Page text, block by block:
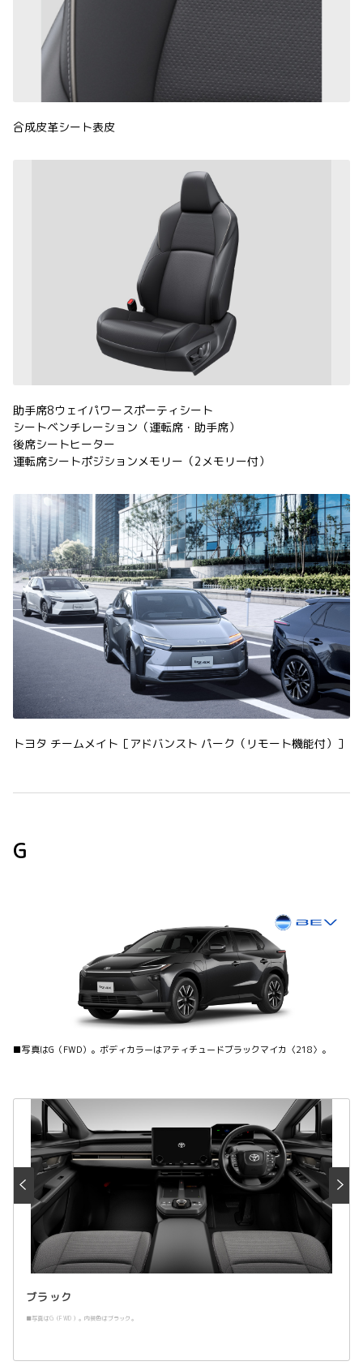
合成皮革シート表皮
助手席8ウェイパワースポーティシート
シートベンチレーション（運転席・助手席）
後席シートヒーター
運転席シートポジションメモリー（2メモリー付）
トヨタ チームメイト［アドバンスト パーク（リモート機能付）］
G
■写真はG（FWD）。ボディカラーはアティチュードブラックマイカ〈218〉。
ブラック
■写真はG（FWD）。内装色はブラック。